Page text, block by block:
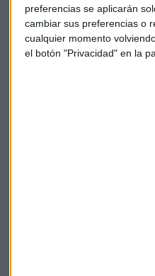
preferencias se aplicarán
cambiar sus preferencias o
cualquier momento
el botón "Privacidad" en la
¿Acaso un concesionario ha
los grandes almacenes
posiciones destacadas? ¿O